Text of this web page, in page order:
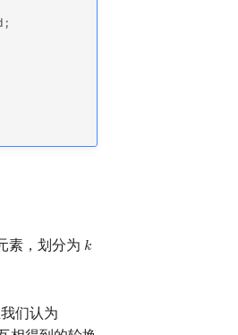
;
素，划分为 𝑘
k
我们认为